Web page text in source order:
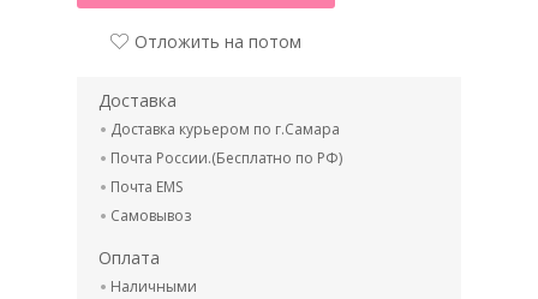
Отложить на потом
Доставка
Доставка курьером по г.Самара
Почта России.(Бесплатно по РФ)
Почта EMS
Самовывоз
Оплата
Наличными